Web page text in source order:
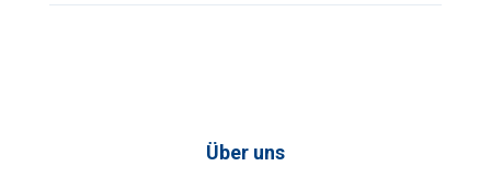
Über uns